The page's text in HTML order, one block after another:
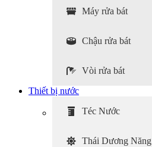
Máy rửa bát
Chậu rửa bát
Vòi rửa bát
Thiết bị nước
Téc Nước
Thái Dương Năng